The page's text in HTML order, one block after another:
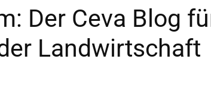
Der Ceva Blog
Landwirtschaft